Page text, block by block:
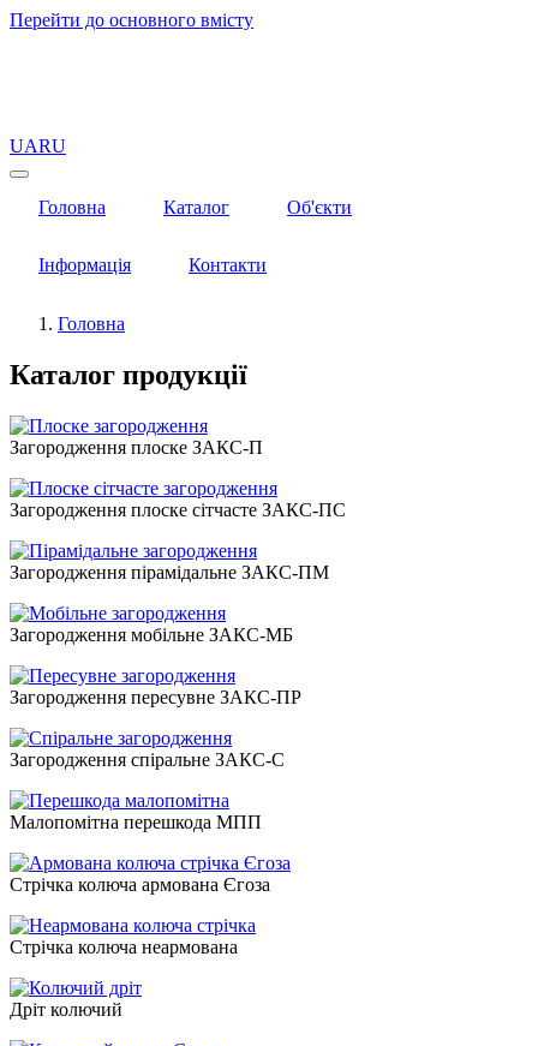
Перейти до основного вмісту
UARU
Головна Каталог Об'єкти
Інформація Контакти
Головна
Каталог продукції
Загородження плоске ЗАКС-П
Загородження плоске сітчасте ЗАКС-ПС
Загородження пірамідальне ЗАКС-ПМ
Загородження мобільне ЗАКС-МБ
Загородження пересувне ЗАКС-ПР
Загородження спіральне ЗАКС-С
Малопомітна перешкода МПП
Стрічка колюча армована Єгоза
Стрічка колюча неармована
Дріт колючий